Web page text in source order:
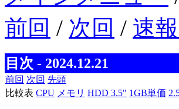
前回 / 次回 / 速
目次 - 2024.12.21
前回 次回 先頭
比較表 CPU メモリ HDD 3.5" 1GB単価